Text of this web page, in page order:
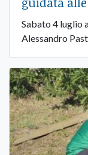
Sabato 4 luglio
Alessandro